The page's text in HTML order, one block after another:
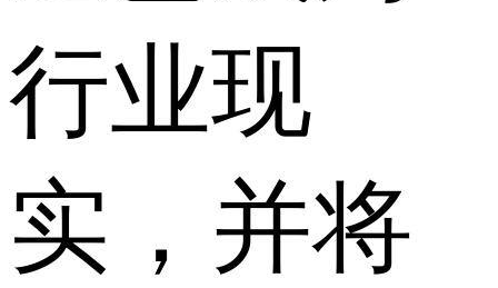
行业现
实，并将